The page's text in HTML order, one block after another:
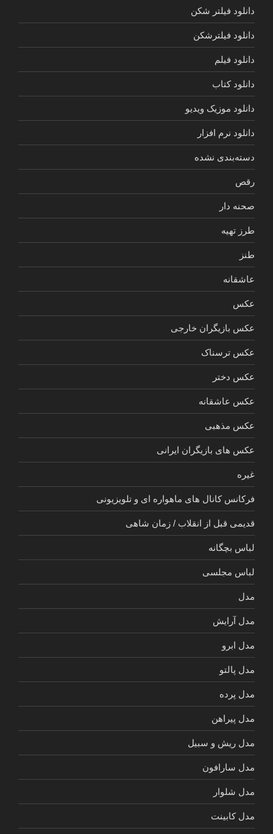
دانلود فیلتر شکن
دانلود فیلترشکن
دانلود فیلم
دانلود کتاب
دانلود موزیک ویدیو
دانلود نرم افزار
دسته‌بندی نشده
رقص
صحنه دار
طرز تهیه
طنز
عاشقانه
عکس
عکس بازیگران خارجی
عکس ترسناک
عکس دختر
عکس عاشقانه
عکس مذهبی
عکس های بازیگران ایرانی
غیره
فرکانس کانال های ماهواره ای و تلویزیونی
قدیمی قبل از انقلاب / زمان شاهی
لباس بچگانه
لباس مجلسی
مدل
مدل آرایش
مدل ابرو
مدل پالتو
مدل پرده
مدل پیراهن
مدل ریش و سبیل
مدل سارافون
مدل شلوار
مدل کابینت